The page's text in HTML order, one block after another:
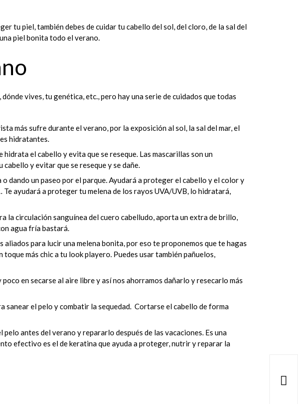
tu piel, también debes de cuidar tu cabello del sol, del cloro, de la sal del
piel bonita todo el verano.
vives, tu genética, etc., pero hay una serie de cuidados que todas
más sufre durante el verano, por la exposición al sol, la sal del mar, el
hidratantes.
hidrata el cabello y evita que se reseque. Las mascarillas son un
y evitar que se reseque y se dañe.
dando un paseo por el parque. Ayudará a proteger el cabello y el color y
ayudará a proteger tu melena de los rayos UVA/UVB, lo hidratará,
la circulación sanguínea del cuero cabelludo, aporta un extra de brillo,
agua fría bastará.
para lucir una melena bonita, por eso te proponemos que te hagas
más chic a tu look playero. Puedes usar también pañuelos,
en secarse al aire libre y así nos ahorramos dañarlo y resecarlo más
sanear el pelo y combatir la sequedad. Cortarse el cabello de forma
antes del verano y repararlo después de las vacaciones. Es una
efectivo es el de keratina que ayuda a proteger, nutrir y reparar la
